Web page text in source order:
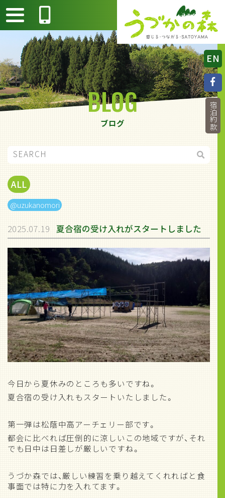
EN
宿泊約款
ブログ
BLOG
ALL
@uzukanomori
2025.07.19 夏合宿の受け入れがスタートしました
今日から夏休みのところも多いですね。
夏合宿の受け入れもスタートいたしました。
第一弾は松蔭中高アーチェリー部です。
都会に比べれば圧倒的に涼しいこの地域ですが、それ
でも日中は日差しが厳しいですね。
うづか森では、厳しい練習を乗り越えてくれればと食
事面では特に力を入れてます。